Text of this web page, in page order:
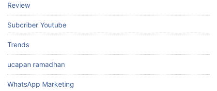
Review
Subcriber Youtube
Trends
ucapan ramadhan
WhatsApp Marketing